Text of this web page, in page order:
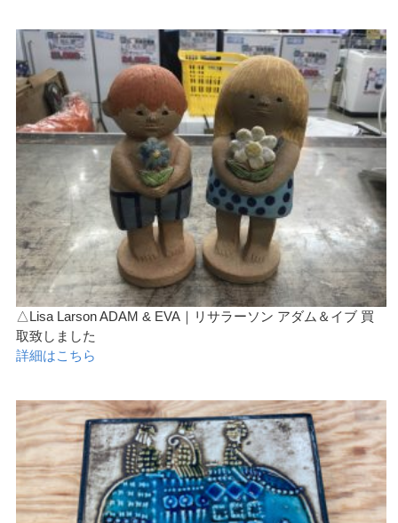
△Lisa Larson ADAM & EVA｜リサラーソン アダム＆イブ 買
取致しました
詳細はこちら